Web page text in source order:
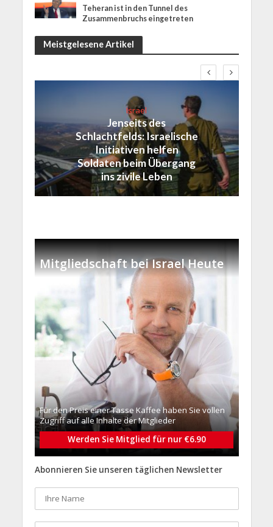
Teheran ist in den Tunnel des
Zusammenbruchs eingetreten
Meistgelesene Artikel
Israel
Jenseits des
Schlachtfelds: Israelische
Initiativen helfen
Soldaten beim Übergang
ins zivile Leben
Mitgliedschaft bei Israel Heute
Für den Preis einer Tasse Kaffee haben Sie vollen
Zugriff auf alle Inhalte der Mitglieder
Werden Sie Mitglied für nur €6.90
Abonnieren Sie unseren täglichen Newsletter